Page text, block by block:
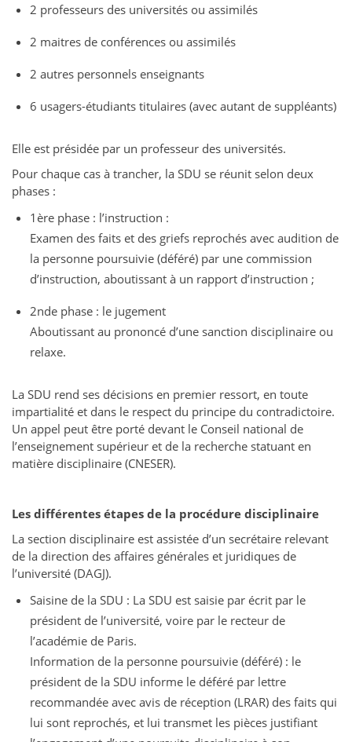
2 professeurs des universités ou assimilés
2 maitres de conférences ou assimilés
2 autres personnels enseignants
6 usagers-étudiants titulaires (avec autant de suppléants)
Elle est présidée par un professeur des universités.
Pour chaque cas à trancher, la SDU se réunit selon deux
phases :
1ère phase : l’instruction :
Examen des faits et des griefs reprochés avec audition de
la personne poursuivie (déféré) par une commission
d’instruction, aboutissant à un rapport d’instruction ;
2nde phase : le jugement
Aboutissant au prononcé d’une sanction disciplinaire ou
relaxe.
La SDU rend ses décisions en premier ressort, en toute
impartialité et dans le respect du principe du contradictoire.
Un appel peut être porté devant le Conseil national de
l’enseignement supérieur et de la recherche statuant en
matière disciplinaire (CNESER).
Les différentes étapes de la procédure disciplinaire
La section disciplinaire est assistée d’un secrétaire relevant
de la direction des affaires générales et juridiques de
l’université (DAGJ).
Saisine de la SDU : La SDU est saisie par écrit par le
président de l’université, voire par le recteur de
l’académie de Paris.
Information de la personne poursuivie (déféré) : le
président de la SDU informe le déféré par lettre
recommandée avec avis de réception (LRAR) des faits qui
lui sont reprochés, et lui transmet les pièces justifiant